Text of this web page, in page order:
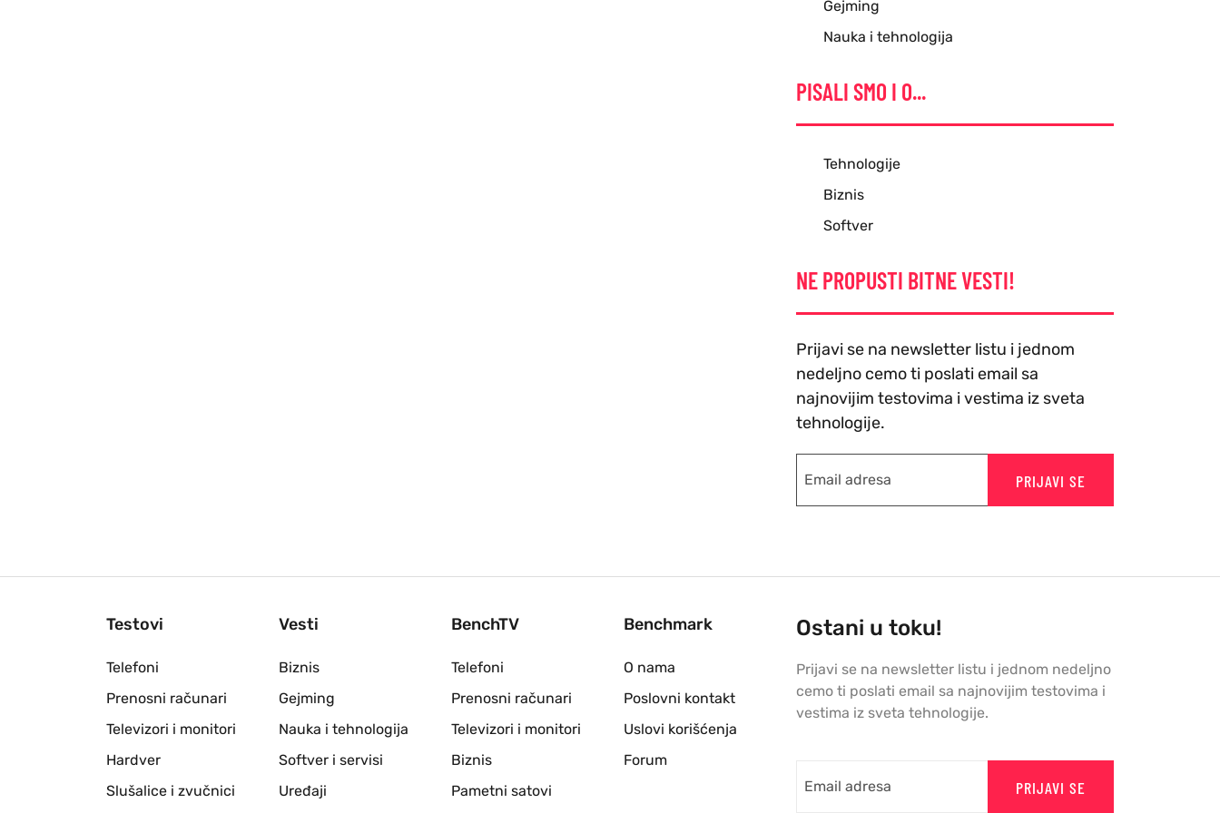
Gejming
Nauka i tehnologija
PISALI SMO I O...
Tehnologije
Biznis
Softver
NE PROPUSTI BITNE VESTI!
Prijavi se na newsletter listu i jednom
nedeljno cemo ti poslati email sa
najnovijim testovima i vestima iz sveta
tehnologije.
PRIJAVI SE
Testovi
Telefoni
Prenosni računari
Televizori i monitori
Hardver
Slušalice i zvučnici
Vesti
Biznis
Gejming
Nauka i tehnologija
Softver i servisi
Uređaji
BenchTV
Telefoni
Prenosni računari
Televizori i monitori
Biznis
Pametni satovi
Benchmark
O nama
Poslovni kontakt
Uslovi korišćenja
Forum
Ostani u toku!
Prijavi se na newsletter listu i jednom nedeljno
cemo ti poslati email sa najnovijim testovima i
vestima iz sveta tehnologije.
PRIJAVI SE